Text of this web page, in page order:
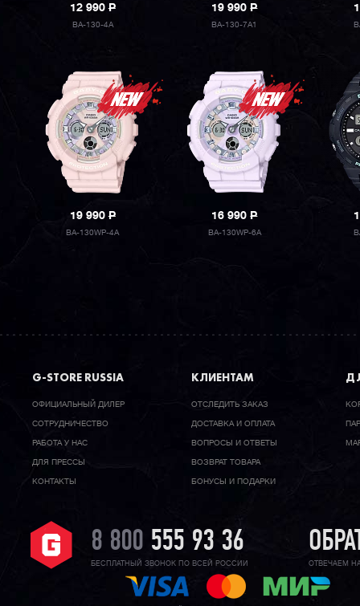
12 990P
BA-130-4A
19 990P
BA-130-7A1
19 990P
BA-130WP-4A
16 990P
BA-130WP-6A
G-STORE RUSSIA
ОФИЦИАЛЬНЫЙ ДИЛЕР
CОТРУДНИЧЕСТВО
РАБОТА У НАС
ДЛЯ ПРЕССЫ
КОНТАКТЫ
КЛИЕНТАМ
ОТСЛЕДИТЬ ЗАКАЗ
ДОСТАВКА И ОПЛАТА
ВОПРОСЫ И ОТВЕТЫ
ВОЗВРАТ ТОВАРА
БОНУСЫ И ПОДАРКИ
8 800 555 93 36
БЕСПЛАТНЫЙ ЗВОНОК ПО ВСЕЙ РОССИИ ОТВЕЧАЕМ